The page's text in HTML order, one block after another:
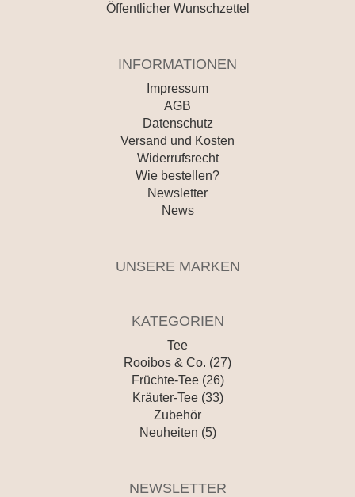
Öffentlicher Wunschzettel
INFORMATIONEN
Impressum
AGB
Datenschutz
Versand und Kosten
Widerrufsrecht
Wie bestellen?
Newsletter
News
UNSERE MARKEN
KATEGORIEN
Tee
Rooibos & Co. (27)
Früchte-Tee (26)
Kräuter-Tee (33)
Zubehör
Neuheiten (5)
NEWSLETTER